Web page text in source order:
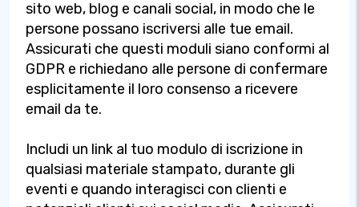
sito web, blog e canali social, in modo che le
persone possano iscriversi alle tue email.
Assicurati che questi moduli siano conformi al
GDPR e richiedano alle persone di confermare
esplicitamente il loro consenso a ricevere
email da te.
Includi un link al tuo modulo di iscrizione in
qualsiasi materiale stampato, durante gli
eventi e quando interagisci con clienti e